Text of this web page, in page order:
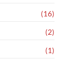
(16)
(2)
(1)